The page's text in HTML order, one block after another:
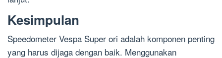
Kesimpulan
Speedometer Vespa Super ori adalah komponen penting
yang harus dijaga dengan baik. Menggunakan